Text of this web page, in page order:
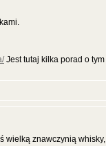
Jest tutaj kilka porad o
znawczynią